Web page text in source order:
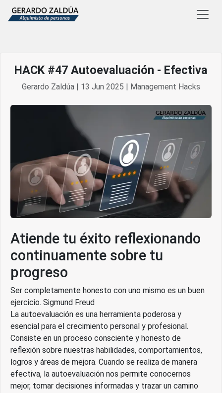
HACK #47 Autoevaluación - Efectiva
Gerardo Zaldúa | 13 Jun 2025 | Management Hacks
Atiende tu éxito reflexionando
continuamente sobre tu
progreso
Ser completamente honesto con uno mismo es un buen
ejercicio. Sigmund Freud
La autoevaluación es una herramienta poderosa y
esencial para el crecimiento personal y profesional.
Consiste en un proceso consciente y honesto de
reflexión sobre nuestras habilidades, comportamientos,
logros y áreas de mejora. Cuando se realiza de manera
efectiva, la autoevaluación nos permite conocernos
mejor, tomar decisiones informadas y trazar un camino